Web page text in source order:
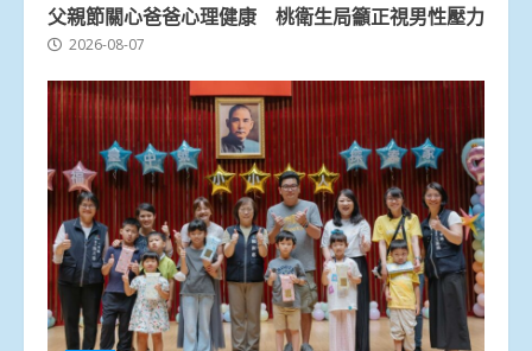
父親節關心爸爸心理健康 桃衛生局籲正視男性壓力
2026-08-07